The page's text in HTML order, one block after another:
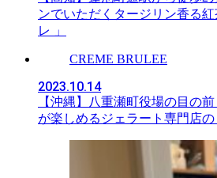
ンでいただくタージリン香る
レ 」
CREME BRULEE
2023.10.14
【沖縄】八重瀬町役場の目の
が楽しめるジェラート専門店の